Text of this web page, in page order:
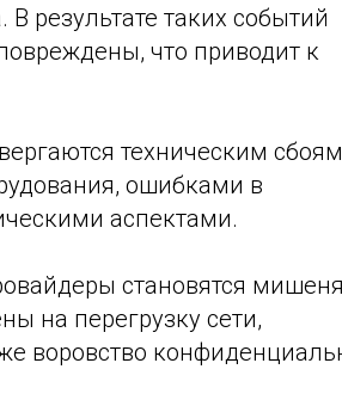
результате таких событий
что приводит к
техническим
ошибками в
аспектами.
становятся
на перегрузку сети,
воровство